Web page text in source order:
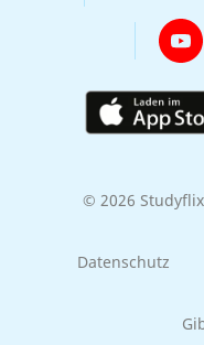
© 2026 Studyflix
Datenschutz